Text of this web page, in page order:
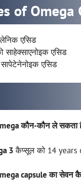
of Omega
एसिड
साहेक्साएनोइक एसिड
एसिड
कौन-कौन ले सकता
3कैप्सूल को 14 years
capsule का सेवन